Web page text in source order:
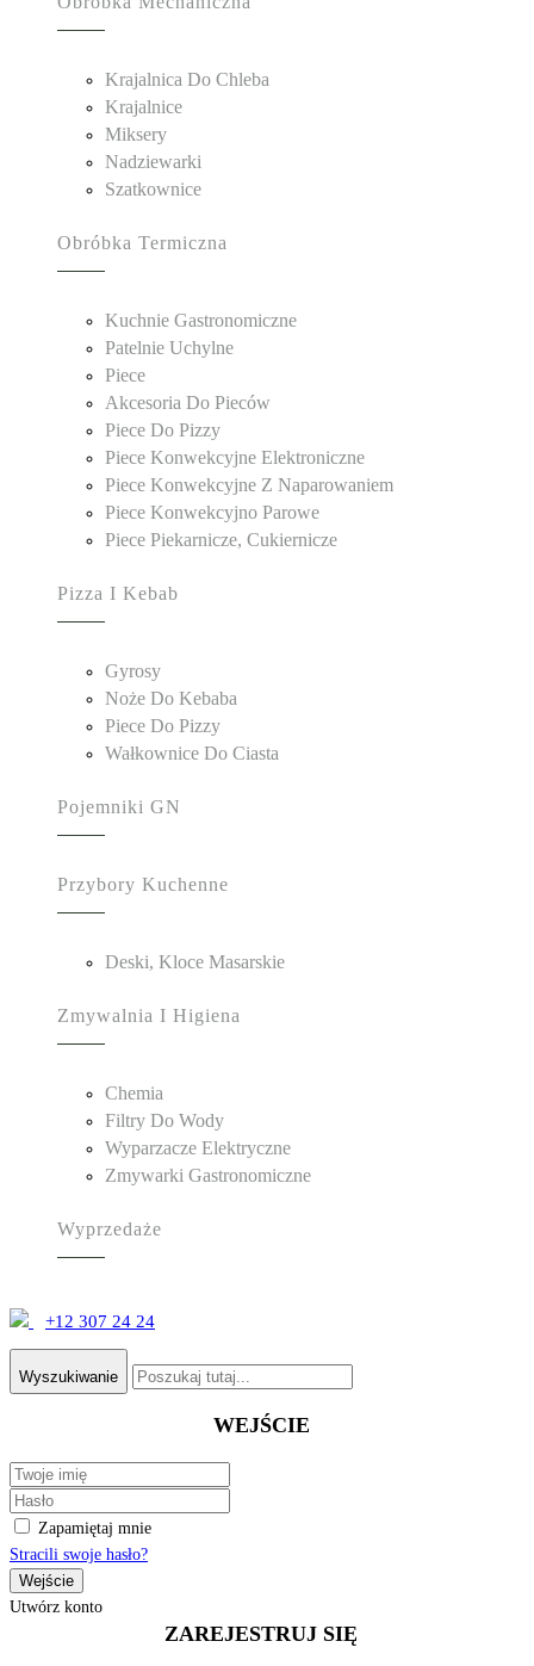
Krajalnica Do Chleba
Krajalnice
Miksery
Nadziewarki
Szatkownice
Obróbka Termiczna
Kuchnie Gastronomiczne
Patelnie Uchylne
Piece
Akcesoria Do Pieców
Piece Do Pizzy
Piece Konwekcyjne Elektroniczne
Piece Konwekcyjne Z Naparowaniem
Piece Konwekcyjno Parowe
Piece Piekarnicze, Cukiernicze
Pizza I Kebab
Gyrosy
Noże Do Kebaba
Piece Do Pizzy
Wałkownice Do Ciasta
Pojemniki GN
Przybory Kuchenne
Deski, Kloce Masarskie
Zmywalnia I Higiena
Chemia
Filtry Do Wody
Wyparzacze Elektryczne
Zmywarki Gastronomiczne
Wyprzedaże
+12 307 24 24
Wyszukiwanie
WEJŚCIE
Zapamiętaj mnie
Stracili swoje hasło?
Utwórz konto
ZAREJESTRUJ SIĘ